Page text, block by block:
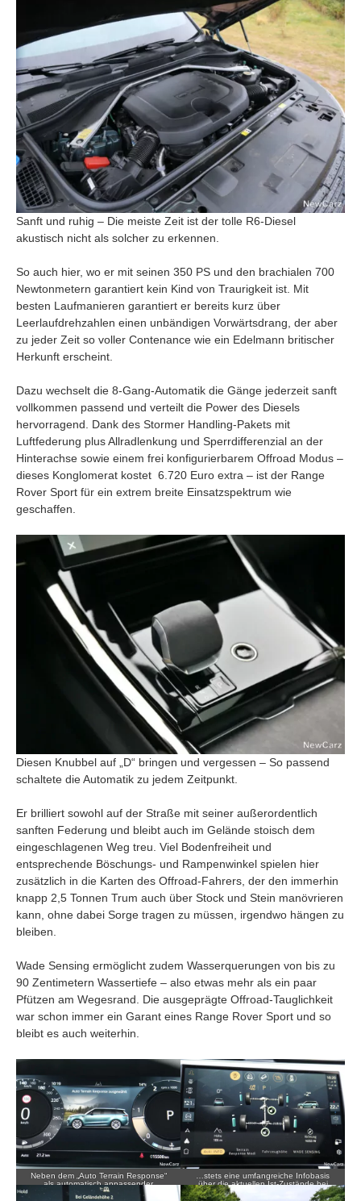
Sanft und ruhig – Die meiste Zeit ist der tolle R6-Diesel
akustisch nicht als solcher zu erkennen.
So auch hier, wo er mit seinen 350 PS und den brachialen 700
Newtonmetern garantiert kein Kind von Traurigkeit ist. Mit
besten Laufmanieren garantiert er bereits kurz über
Leerlaufdrehzahlen einen unbändigen Vorwärtsdrang, der aber
zu jeder Zeit so voller Contenance wie ein Edelmann britischer
Herkunft erscheint.
Dazu wechselt die 8-Gang-Automatik die Gänge jederzeit sanft
vollkommen passend und verteilt die Power des Diesels
hervorragend. Dank des Stormer Handling-Pakets mit
Luftfederung plus Allradlenkung und Sperrdifferenzial an der
Hinterachse sowie einem frei konfigurierbarem Offroad Modus –
dieses Konglomerat kostet 6.720 Euro extra – ist der Range
Rover Sport für ein extrem breite Einsatzspektrum wie
geschaffen.
Diesen Knubbel auf „D“ bringen und vergessen – So passend
schaltete die Automatik zu jedem Zeitpunkt.
Er brilliert sowohl auf der Straße mit seiner außerordentlich
sanften Federung und bleibt auch im Gelände stoisch dem
eingeschlagenen Weg treu. Viel Bodenfreiheit und
entsprechende Böschungs- und Rampenwinkel spielen hier
zusätzlich in die Karten des Offroad-Fahrers, der den immerhin
knapp 2,5 Tonnen Trum auch über Stock und Stein manövrieren
kann, ohne dabei Sorge tragen zu müssen, irgendwo hängen zu
bleiben.
Wade Sensing ermöglicht zudem Wasserquerungen von bis zu
90 Zentimetern Wassertiefe – also etwas mehr als ein paar
Pfützen am Wegesrand. Die ausgeprägte Offroad-Tauglichkeit
war schon immer ein Garant eines Range Rover Sport und so
bleibt es auch weiterhin.
Neben dem „Auto Terrain Response“
als automatisch anpassender
Fahrmodus bietet das SUV…
…stets eine umfangreiche Infobasis
über die aktuellen Ist-Zustände bei
vielen der Fahrprogramme.